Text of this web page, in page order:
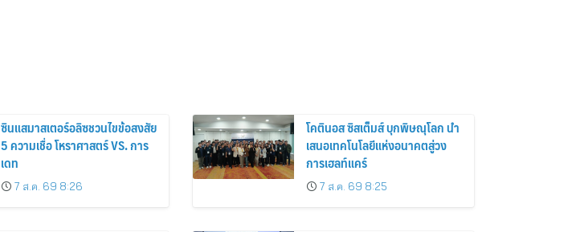
ซินแสมาสเตอร์อลิซชวนไขข้อสงสัย
5 ความเชื่อ โหราศาสตร์ VS. การ
เดท
7 ส.ค. 69 8:26
โคตินอส ซิสเต็มส์ บุกพิษณุโลก นำ
เสนอเทคโนโลยีแห่งอนาคตสู่วง
การเฮลท์แคร์
7 ส.ค. 69 8:25